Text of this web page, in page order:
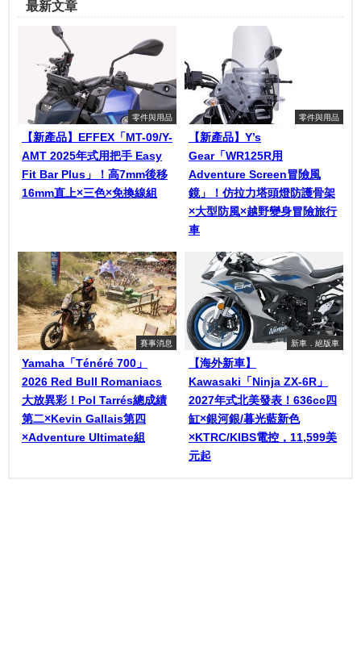
最新文章
零件與用品
【新產品】EFFEX「MT-09/Y-
AMT 2025年式用把手 Easy
Fit Bar Plus」！高7mm後移
16mm直上×三色×免換線組
零件與用品
【新產品】Y’s
Gear「WR125R用
Adventure Screen冒險風
鏡」！仿拉力塔頭燈防護骨架
×大型防風×越野變身冒險旅行
車
賽事消息
Yamaha「Ténéré 700」
2026 Red Bull Romaniacs
大放異彩！Pol Tarrés總成績
第二×Kevin Gallais第四
×Adventure Ultimate組
新車．絕版車
【海外新車】
Kawasaki「Ninja ZX-6R」
2027年式北美發表！636cc四
缸×銀河銀/暮光藍新色
×KTRC/KIBS電控，11,599美
元起